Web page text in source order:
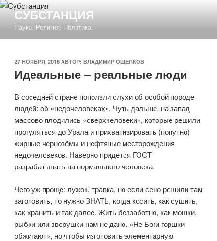
Перейти
содержимому
СУБСТАНЦИЯ
Наука. Религия. Политика.
ОПУБЛИКОВАНО
27 НОЯБРЯ, 2016 АВТОР: ВЛАДИМИР ОЩЕПКОВ
Идеальные – реальные люди
В соседней стране поползли слухи об особой породе
людей: об «недочеловеках». Чуть дальше, на запад
массово плодились «сверхчеловеки», которые решили
прогуляться до Урала и прихватизировать (попутно)
жирные чернозёмы и нефтяные месторождения
недочеловеков. Наверно придется ГОСТ
разрабатывать на нормального человека.
Чего уж проще: лужок, травка, но если сено решили там
заготовить, то нужно ЗНАТЬ, когда косить, как сушить,
как хранить и так далее. Жить беззаботно, как мошки,
рыбки или зверушки нам не дано. «Не Боги горшки
обжигают», но чтобы изготовить элементарную